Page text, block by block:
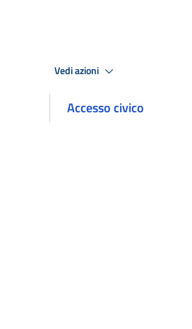
Vedi azioni
Accesso civico